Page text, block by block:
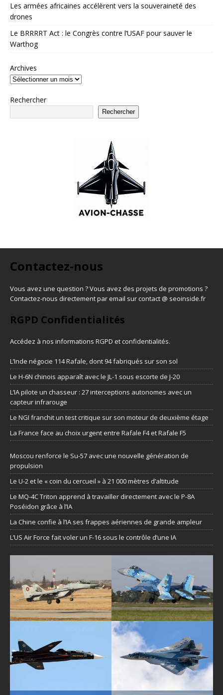
Les armées africaines accélèrent vers la souveraineté des
drones
Le BRRRRT Act : le Congrès contre l’USAF pour sauver le
Warthog
Archives
Rechercher
Rechercher
Contactez-nous
Vous avez une question ? Vous avez des projets de promotions ?
Contactez-nous directement par email sur contact @ seoinside.fr
RGPD Confidentialités
Accédez à nos informations RGPD et confidentialités.
L’Inde négocie 114 Rafale, dont 94 fabriqués sur son sol
Le H-6N chinois apparaît avec le JL-1 sous escorte de J-20
L’IA pilote un chasseur : 27 interceptions autonomes avec un
capteur infrarouge
Le NGI franchit un test critique sur son moteur de deuxième étage
La France face au choix urgent entre Rafale F4 et Rafale F5
Moscou renforce le Su-57 avec une nouvelle génération de
propulsion
Le U-2 et le « coin du cercueil » à 21 000 mètres d’altitude
Le MQ-4C Triton apprend à travailler directement avec le P-8A
Poséidon grâce à l’IA
La Chine confie à l’IA ses frappes aériennes de grande ampleur
L’US Air Force fait voler un F-16 sous le contrôle d’une IA